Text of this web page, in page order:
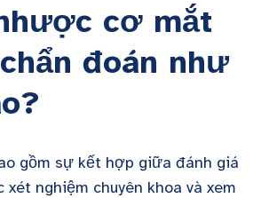
cơ mắt
đoán như
gồm sự kết hợp giữa đánh giá
xét nghiệm chuyên khoa và xem